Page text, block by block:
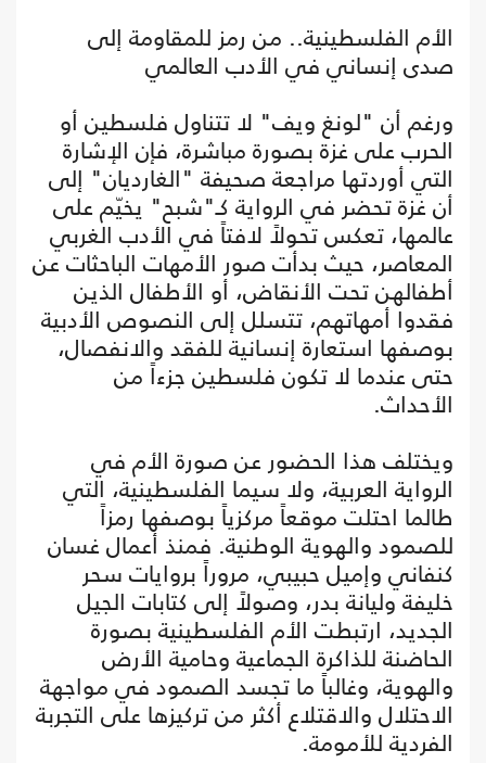
الأم الفلسطينية.. من رمز للمقاومة إلى
صدى إنساني في الأدب العالمي
ورغم أن "لونغ ويف" لا تتناول فلسطين أو
الحرب على غزة بصورة مباشرة، فإن الإشارة
التي أوردتها مراجعة صحيفة "الغارديان" إلى
أن غزة تحضر في الرواية كـ"شبح" يخيّم على
عالمها، تعكس تحولاً لافتاً في الأدب الغربي
المعاصر، حيث بدأت صور الأمهات الباحثات عن
أطفالهن تحت الأنقاض، أو الأطفال الذين
فقدوا أمهاتهم، تتسلل إلى النصوص الأدبية
بوصفها استعارة إنسانية للفقد والانفصال،
حتى عندما لا تكون فلسطين جزءاً من
الأحداث.
ويختلف هذا الحضور عن صورة الأم في
الرواية العربية، ولا سيما الفلسطينية، التي
طالما احتلت موقعاً مركزياً بوصفها رمزاً
للصمود والهوية الوطنية. فمنذ أعمال غسان
كنفاني وإميل حبيبي، مروراً بروايات سحر
خليفة وليانة بدر، وصولاً إلى كتابات الجيل
الجديد، ارتبطت الأم الفلسطينية بصورة
الحاضنة للذاكرة الجماعية وحامية الأرض
والهوية، وغالباً ما تجسد الصمود في مواجهة
الاحتلال والاقتلاع أكثر من تركيزها على التجربة
الفردية للأمومة.